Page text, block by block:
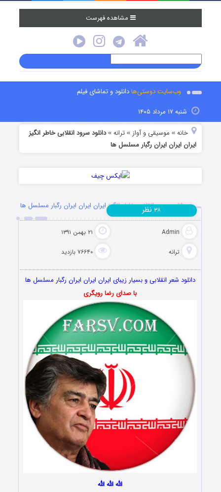
مشاهده فهرست
وب‌سایت دوستی‌هادانلود و تماشای فیلم
شنبه ۱۷ مرداد ۱۴۰۵
خانه » موسیقی و آواز »ترانه »دانلود سرود انقلابی خاطر انگیز
ایران ایران ایران رگبار مسلسل ها
دانلود سرود انقلابی خاطر انگیز ایران ایران ایران رگبار مسلسل ها
Admin ۲۱ بهمن ۱۳۹۱
ترانه ۷۶۶۴۰ بازدید
۳۸ نظر
دانلود شعر انقلابی و بسیار زیبای ایران ایران ایران رگبار مسلسل ها
با صدای رضا رویگری
الله الله الله